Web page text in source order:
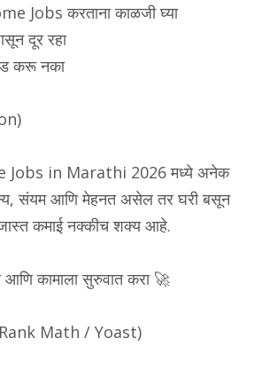
Jobs करताना काळजी घ्या
दूर रहा
करू नका
Jobs in Marathi 2026 मध्ये अनेक
संयम आणि मेहनत असेल तर घरी बसून
कमाई नक्कीच शक्य आहे.
कामाला सुरुवात करा 🚀
Math / Yoast)